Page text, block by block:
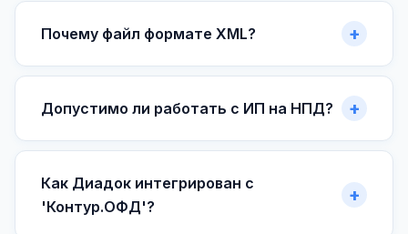
Почему файл формате XML?
Допустимо ли работать с ИП на НПД?
Как Диадок интегрирован с
'Контур.ОФД'?